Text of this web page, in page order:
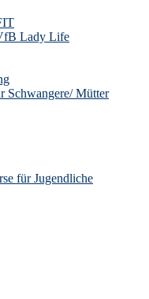
Lady Life
Schwangere/ Mütter
für Jugendliche